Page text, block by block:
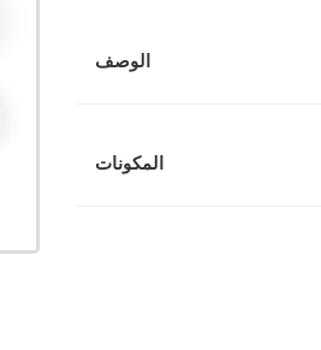
الوصف
المكونات